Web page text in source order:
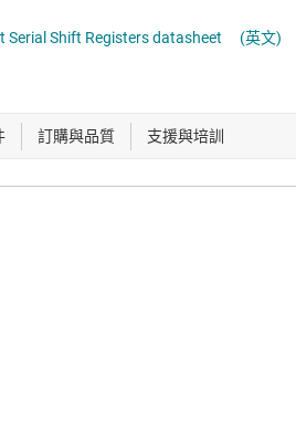
Serial Shift Registers datasheet (英文)